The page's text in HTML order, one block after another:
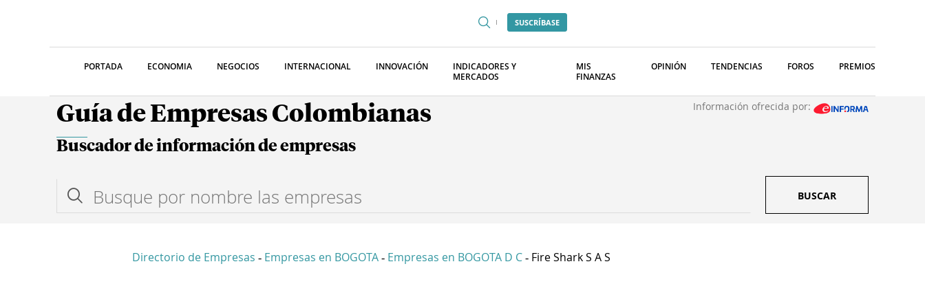
SUSCRÍBASE
PORTADA ECONOMIA NEGOCIOS INTERNACIONAL INNOVACIÓN
INDICADORES Y
MERCADOS
MIS
FINANZAS
OPINIÓN TENDENCIAS FOROS PREMIOS
Guía de Empresas Colombianas Información ofrecida por:
Buscador de información de empresas
BUSCAR
Directorio de Empresas - Empresas en BOGOTA - Empresas en BOGOTA D C - Fire Shark S A S